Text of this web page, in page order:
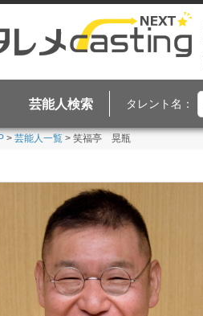
芸能人検索 タレント名：
> 芸能人一覧 > 笑福亭 晃瓶